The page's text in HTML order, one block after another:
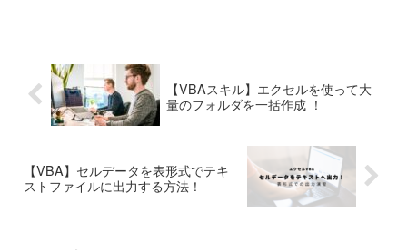
【VBAスキル】エクセルを使って大
量のフォルダを一括作成 ！
【VBA】セルデータを表形式でテキ
ストファイルに出力する方法！